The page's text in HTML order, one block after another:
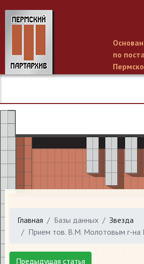
по
Главная Базы данных
Звезда
Прием тов. В.М. Молотовым г-на
Предыдущая статья